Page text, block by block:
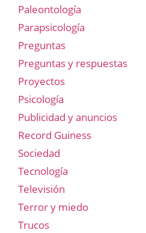
Paleontología
Parapsicología
Preguntas
Preguntas y respuestas
Proyectos
Psicología
Publicidad y anuncios
Record Guiness
Sociedad
Tecnología
Televisión
Terror y miedo
Trucos